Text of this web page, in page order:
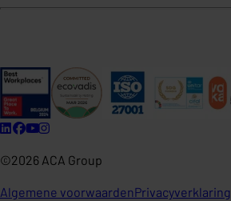
©2026 ACA Group
Algemene voorwaardenPrivacyverklaring